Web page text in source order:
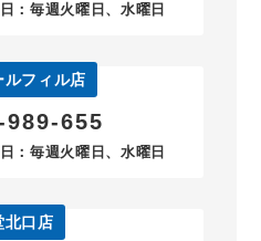
：毎週火曜日、水曜日
ルフィル店
989-655
：毎週火曜日、水曜日
北口店